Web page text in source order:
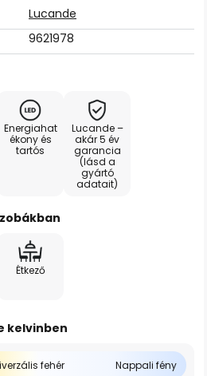
Lucande
9621978
Energiahat
ékony és
tartós
Lucande –
akár 5 év
garancia
(lásd a
gyártó
adatait)
Étkező
kelvinben
fehér Nappali fény